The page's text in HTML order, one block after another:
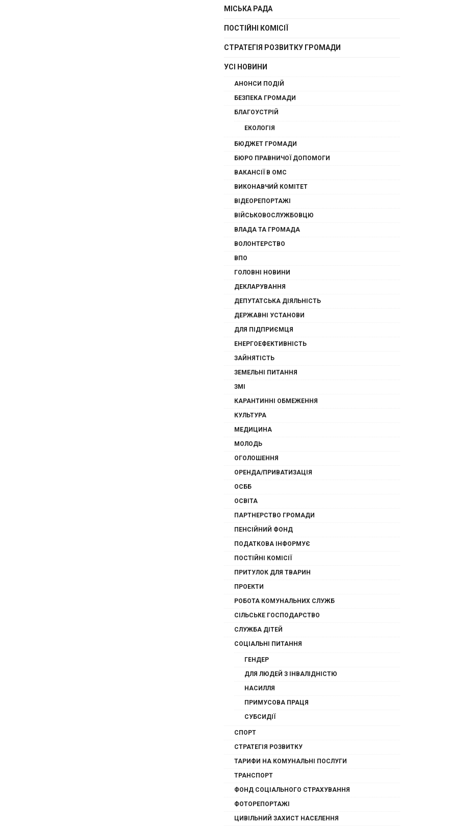
МІСЬКА РАДА
ПОСТІЙНІ КОМІСІЇ
СТРАТЕГІЯ РОЗВИТКУ ГРОМАДИ
УСІ НОВИНИ
АНОНСИ ПОДІЙ
БЕЗПЕКА ГРОМАДИ
БЛАГОУСТРІЙ
ЕКОЛОГІЯ
БЮДЖЕТ ГРОМАДИ
БЮРО ПРАВНИЧОЇ ДОПОМОГИ
ВАКАНСІЇ В ОМС
ВИКОНАВЧИЙ КОМІТЕТ
ВІДЕОРЕПОРТАЖІ
ВІЙСЬКОВОСЛУЖБОВЦЮ
ВЛАДА ТА ГРОМАДА
ВОЛОНТЕРСТВО
ВПО
ГОЛОВНІ НОВИНИ
ДЕКЛАРУВАННЯ
ДЕПУТАТСЬКА ДІЯЛЬНІСТЬ
ДЕРЖАВНІ УСТАНОВИ
ДЛЯ ПІДПРИЄМЦЯ
ЕНЕРГОЕФЕКТИВНІСТЬ
ЗАЙНЯТІСТЬ
ЗЕМЕЛЬНІ ПИТАННЯ
ЗМІ
КАРАНТИННІ ОБМЕЖЕННЯ
КУЛЬТУРА
МЕДИЦИНА
МОЛОДЬ
ОГОЛОШЕННЯ
ОРЕНДА/ПРИВАТИЗАЦІЯ
ОСББ
ОСВІТА
ПАРТНЕРСТВО ГРОМАДИ
ПЕНСІЙНИЙ ФОНД
ПОДАТКОВА ІНФОРМУЄ
ПОСТІЙНІ КОМІСІЇ
ПРИТУЛОК ДЛЯ ТВАРИН
ПРОЕКТИ
РОБОТА КОМУНАЛЬНИХ СЛУЖБ
СІЛЬСЬКЕ ГОСПОДАРСТВО
СЛУЖБА ДІТЕЙ
СОЦІАЛЬНІ ПИТАННЯ
ГЕНДЕР
ДЛЯ ЛЮДЕЙ З ІНВАЛІДНІСТЮ
НАСИЛЛЯ
ПРИМУСОВА ПРАЦЯ
СУБСИДІЇ
СПОРТ
СТРАТЕГІЯ РОЗВИТКУ
ТАРИФИ НА КОМУНАЛЬНІ ПОСЛУГИ
ТРАНСПОРТ
ФОНД СОЦІАЛЬНОГО СТРАХУВАННЯ
ФОТОРЕПОРТАЖІ
ЦИВІЛЬНИЙ ЗАХИСТ НАСЕЛЕННЯ